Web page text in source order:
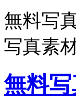
無料写
写真素
無料